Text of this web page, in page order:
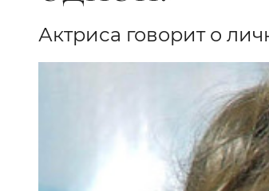
Актриса говорит о